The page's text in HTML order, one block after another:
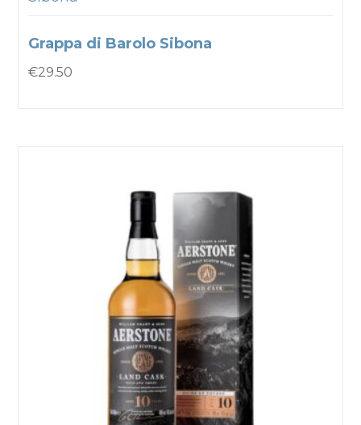
Grappa di Barolo Sibona
€29.50